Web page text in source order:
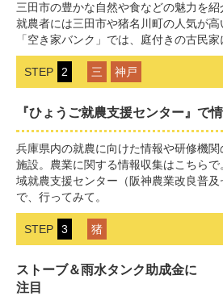
三田市の豊かな自然や食などの魅力を
就農者には三田市や猪名川町の人気が
「空き家バンク」では、庭付きの古民家
STEP 2 三 神戸
『ひょうご就農支援センター』で
兵庫県内の就農に向けた情報や研修機
施設。農業に関する情報収集はこちら
域就農支援センター（阪神農業改良普
で、行ってみて。
STEP 3 猪
ストーブ＆雨水タンク助成金に
注目